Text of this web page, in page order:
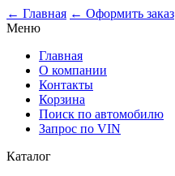
← Главная ← Оформить заказ
Меню
Главная
О компании
Контакты
Корзина
Поиск по автомобилю
Запрос по VIN
Каталог